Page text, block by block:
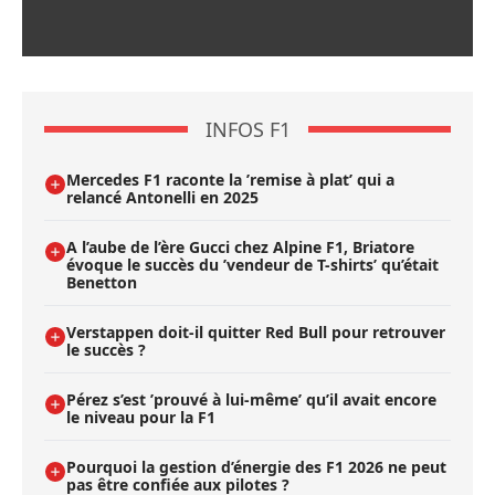
INFOS F1
Mercedes F1 raconte la ’remise à plat’ qui a
relancé Antonelli en 2025
A l’aube de l’ère Gucci chez Alpine F1, Briatore
évoque le succès du ’vendeur de T-shirts’ qu’était
Benetton
Verstappen doit-il quitter Red Bull pour retrouver
le succès ?
Pérez s’est ’prouvé à lui-même’ qu’il avait encore
le niveau pour la F1
Pourquoi la gestion d’énergie des F1 2026 ne peut
pas être confiée aux pilotes ?